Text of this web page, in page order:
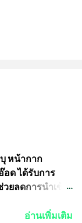
หน้ากาก
ด ได้รับการ
ยลดการนำเข้า
สต์ข้อความใน
อ่านเพิ่มเติม